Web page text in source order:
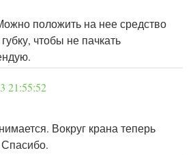
положить на нее средство
чтобы не пачкать
21:55:52
Вокруг крана теперь
Спасибо.